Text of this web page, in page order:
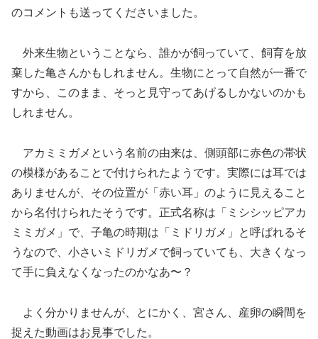
のコメントも送ってくださいました。
外来生物ということなら、誰かが飼っていて、飼育を放
棄した亀さんかもしれません。生物にとって自然が一番で
すから、このまま、そっと見守ってあげるしかないのかも
しれません。
アカミミガメという名前の由来は、側頭部に赤色の帯状
の模様があることで付けられたようです。実際には耳では
ありませんが、その位置が「赤い耳」のように見えること
から名付けられたそうです。正式名称は「ミシシッピアカ
ミミガメ」で、子亀の時期は「ミドリガメ」と呼ばれるそ
うなので、小さいミドリガメで飼っていても、大きくなっ
て手に負えなくなったのかなあ〜？
よく分かりませんが、とにかく、宮さん、産卵の瞬間を
捉えた動画はお見事でした。